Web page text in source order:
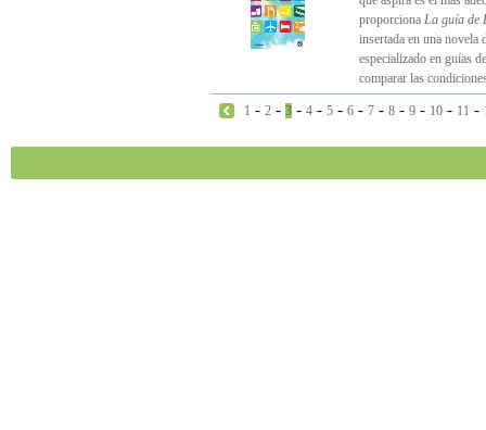
proporciona La guía de
insertada en una novela
especializado en guías
comparar las
1 - 2 - 3 - 4 - 5 - 6 - 7 - 8 - 9 - 10 - 11 -